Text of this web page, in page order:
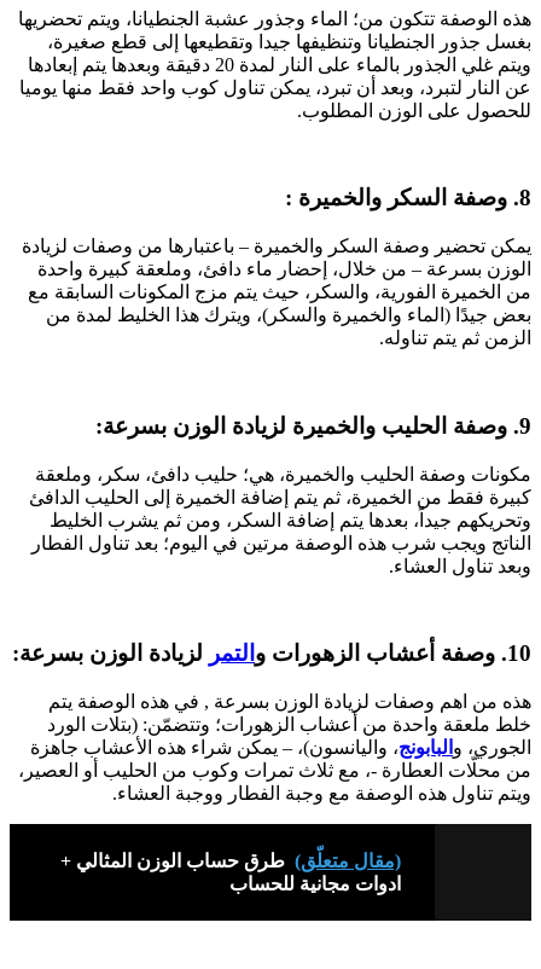
هذه الوصفة تتكون من؛ الماء وجذور عشبة الجنطيانا، ويتم تحضريها
بغسل جذور الجنطيانا وتنظيفها جيدا وتقطيعها إلى قطع صغيرة،
ويتم غلي الجذور بالماء على النار لمدة 20 دقيقة وبعدها يتم إبعادها
عن النار لتبرد، وبعد أن تبرد، يمكن تناول كوب واحد فقط منها يوميا
للحصول على الوزن المطلوب.
8. وصفة السكر والخميرة :
يمكن تحضير وصفة السكر والخميرة – باعتبارها من وصفات لزيادة
الوزن بسرعة – من خلال، إحضار ماء دافئ، وملعقة كبيرة واحدة
من الخميرة الفورية، والسكر، حيث يتم مزج المكونات السابقة مع
بعض جيدًا (الماء والخميرة والسكر)، ويترك هذا الخليط لمدة من
الزمن ثم يتم تناوله.
9. وصفة الحليب والخميرة لزيادة الوزن بسرعة:
مكونات وصفة الحليب والخميرة، هي؛ حليب دافئ، سكر، وملعقة
كبيرة فقط من الخميرة، ثم يتم إضافة الخميرة إلى الحليب الدافئ
وتحريكهم جيداً، بعدها يتم إضافة السكر، ومن ثم يشرب الخليط
الناتج ويجب شرب هذه الوصفة مرتين في اليوم؛ بعد تناول الفطار
وبعد تناول العشاء.
10. وصفة أعشاب الزهورات و التمر لزيادة الوزن بسرعة:
هذه من اهم وصفات لزيادة الوزن بسرعة , في هذه الوصفة يتم
خلط ملعقة واحدة من أعشاب الزهورات؛ وتتضمّن: (بتلات الورد
الجوري، و البابونج، واليانسون)، – يمكن شراء هذه الأعشاب جاهزة
من محلّات العطارة -، مع ثلاث تمرات وكوب من الحليب أو العصير،
ويتم تناول هذه الوصفة مع وجبة الفطار ووجبة العشاء.
(مقال متعلّق) طرق حساب الوزن المثالي +
ادوات مجانية للحساب